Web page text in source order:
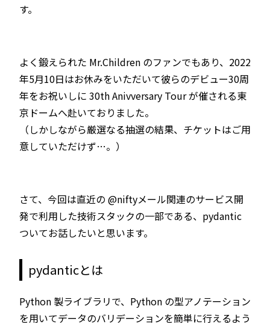
す。
よく鍛えられた Mr.Children のファンでもあり、2022
年5月10日はお休みをいただいて彼らのデビュー30周
年をお祝いしに 30th Anivversary Tour が催される東
京ドームへ赴いておりました。
（しかしながら厳選なる抽選の結果、チケットはご用
意していただけず…。）
さて、今回は直近の @niftyメール関連のサービス開
発で利用した技術スタックの一部である、pydantic
ついてお話したいと思います。
pydanticとは
Python 製ライブラリで、Python の型アノテーション
を用いてデータのバリデーションを簡単に行えるよう